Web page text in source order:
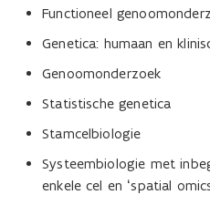
Functioneel
Genetica: humaan en
Genoomonderzoek
Statistische genetica
Stamcelbiologie
Systeembiologie met
enkele cel en ‘spatial